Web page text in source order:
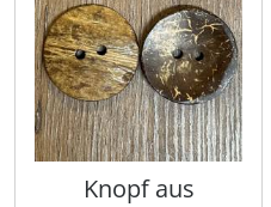
Knopf aus